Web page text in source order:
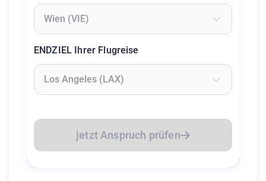
ENDZIEL Ihrer Flugreise
jetzt Anspruch prüfen